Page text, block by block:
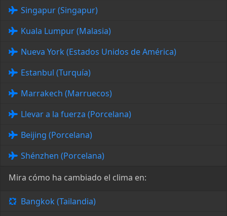
Singapur (Singapur)
Kuala Lumpur (Malasia)
Nueva York (Estados Unidos de América)
Estanbul (Turquía)
Marrakech (Marruecos)
Llevar a la fuerza (Porcelana)
Beijing (Porcelana)
Shénzhen (Porcelana)
Mira cómo ha cambiado el clima en:
Bangkok (Tailandia)